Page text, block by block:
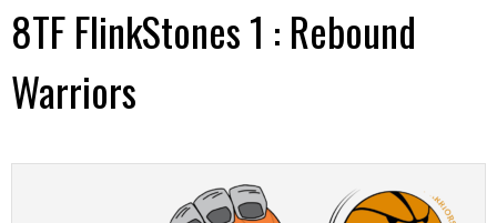
8TF FlinkStones 1 : Rebound
Warriors